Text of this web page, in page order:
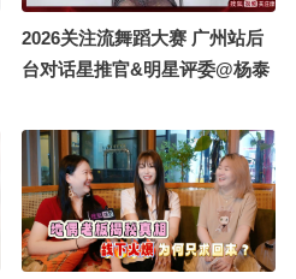
2026关注流舞蹈大赛 广州站后
台对话星推官&明星评委@杨泰
实力vs表现力哪个更重要？揭秘
个人单曲与专场筹备中~（K狐
还为大家准备了签名周边，转发
有惊喜哦）#2026关注流舞蹈大
赛